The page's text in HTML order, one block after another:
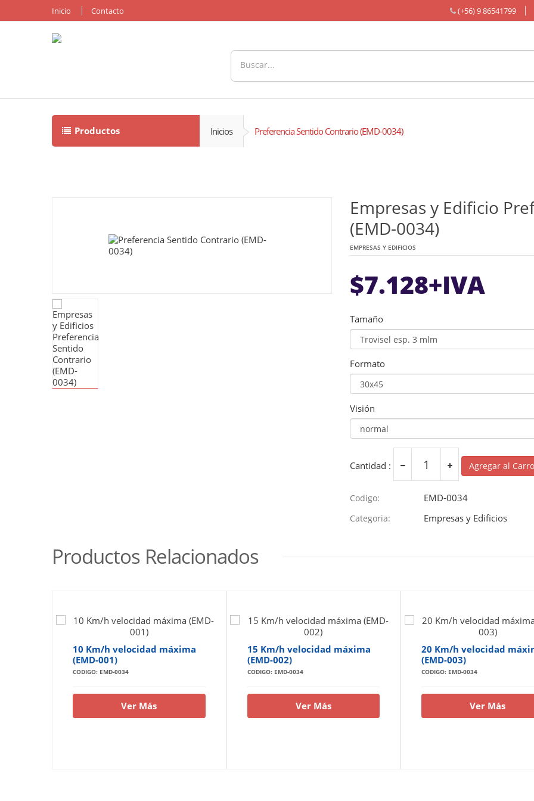
Inicio Contacto (+56) 9 86541799
Productos Inicios Preferencia Sentido Contrario (EMD-0034)
Empresas y Edificio
(EMD-0034)
EMPRESAS Y EDIFICIOS
$7.128+IVA
Tamaño
Formato
Visión
Cantidad : Agregar al Carro
Codigo: EMD-0034
Categoria: Empresas y Edificios
Productos Relacionados
10 Km/h velocidad máxima
(EMD-001)
CODIGO: EMD-0034
Ver Más
15 Km/h velocidad máxima
(EMD-002)
CODIGO: EMD-0034
Ver Más
20 Km/h velocidad
(EMD-003)
CODIGO: EMD-0034
Ver Más